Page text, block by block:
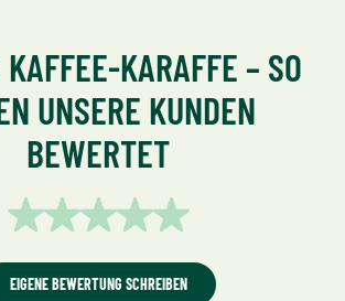
KAFFEE-KARAFFE – SO
UNSERE KUNDEN
BEWERTET
Durchschnittliche Bewertung
EIGENE BEWERTUNG SCHREIBEN